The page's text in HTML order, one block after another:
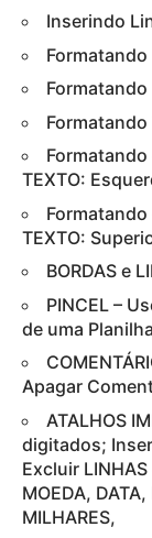
Inserindo
Formatando
Formatando
Formatando
Formatando
TEXTO:
Formatando
TEXTO:
BORDAS e
PINCEL –
de uma
Apagar
ATALHOS
digitados;
Excluir
MOEDA, DATA,
MILHARES,